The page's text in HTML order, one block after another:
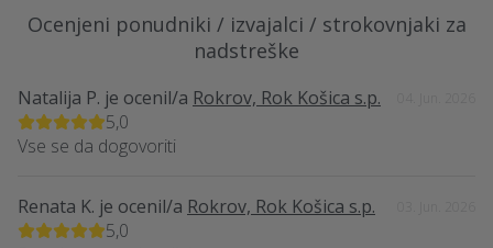
Ocenjeni ponudniki / izvajalci / strokovnjaki za
nadstreške
Natalija P. je ocenil/a Rokrov, Rok Košica s.p.
5,0
Vse se da dogovoriti
Renata K. je ocenil/a Rokrov, Rok Košica s.p.
5,0